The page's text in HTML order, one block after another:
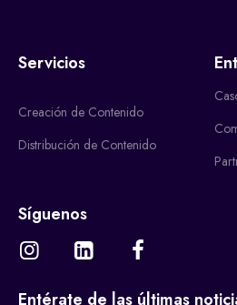
Servicios
Creación de Contenido
Distribución de Contenido
Síguenos
Entérate de las últimas